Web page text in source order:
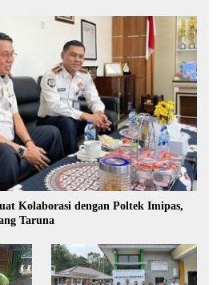
Kolaborasi dengan Poltek Imipas,
Taruna